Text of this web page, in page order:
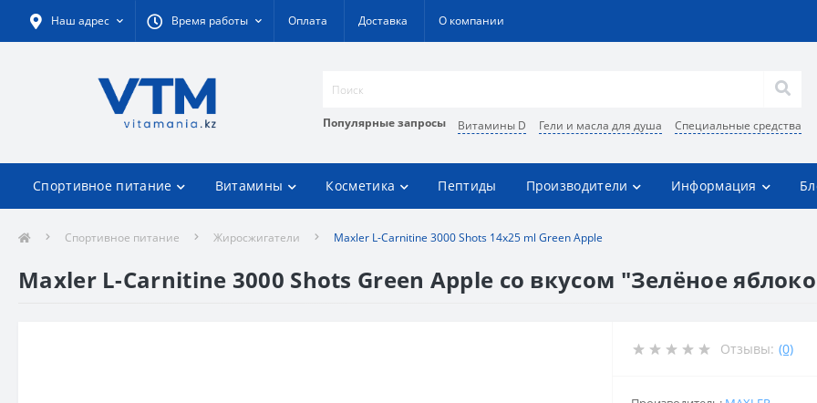
Наш адрес Время работы Оплата Доставка О компании
Популярные запросы Витамины D Гели и масла для душа Специальные средства
Спортивное питание Витамины Косметика Пептиды Производители Информация
Спортивное питание Жиросжигатели Maxler L-Carnitine 3000 Shots 14x25 ml Green Apple
Maxler L-Carnitine 3000 Shots Green Apple со вкусом "Зелёное
Отзывы: (0)